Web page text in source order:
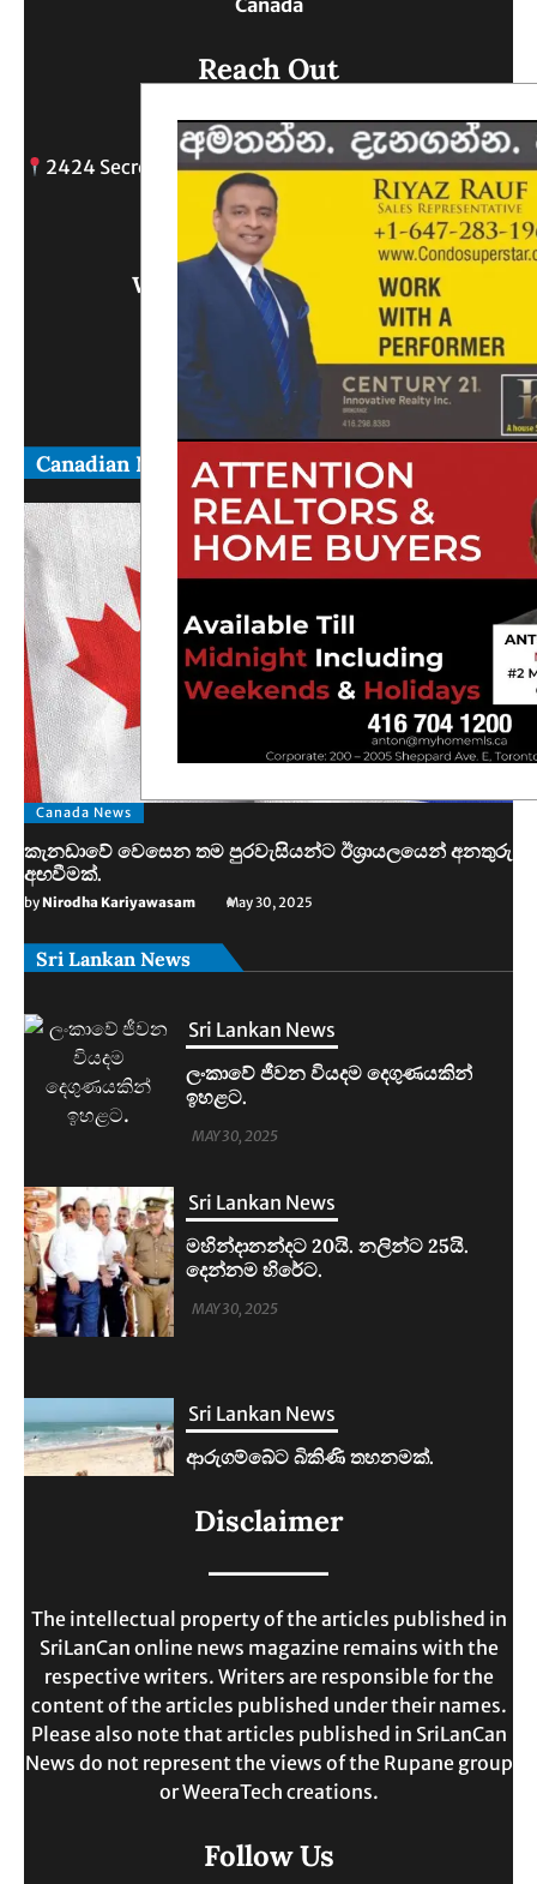
Canada
Reach Out
2424 Secreto drive, Oshawa, ON
info@
Write Us What You Think
Canadian News
Canada News
කැනඩාවේ වෙසෙන තම පුරවැසියන්ට ඊශ්‍රායලයෙන් අනතුරු
අඟවීමක්.
by Nirodha Kariyawasam May 30, 2025
Sri Lankan News
Sri Lankan News
මහින්දානන්දට 20යි. නලින්ට 25යි.
දෙන්නම හිරේට.
MAY 30, 2025
Sri Lankan News
ආරුගම්බේට බිකිණි තහනමක්.
MAY 30, 2025
Sri Lankan News
ඉහළට.
Disclaimer
The intellectual property of the articles published in
SriLanCan online news magazine remains with the
respective writers. Writers are responsible for the
content of the articles published under their names.
Please also note that articles published in SriLanCan
News do not represent the views of the Rupane group
or WeeraTech creations.
Follow Us